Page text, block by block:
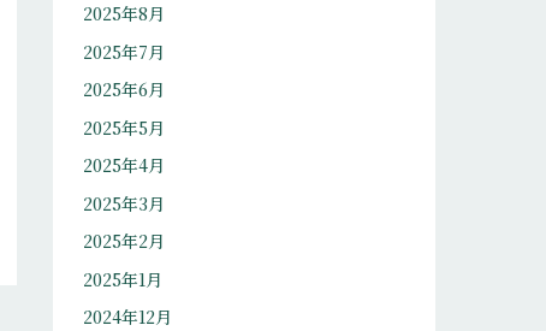
2025年8月
2025年7月
2025年6月
2025年5月
2025年4月
2025年3月
2025年2月
2025年1月
2024年12月